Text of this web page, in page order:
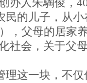
办人朱騊俊，
民的儿子，从
，父母的居家
社会，关于父
理这一块，不